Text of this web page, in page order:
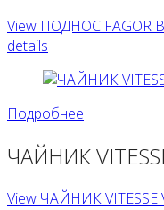
View ПОДНОС FAGOR
details
Подробнее
ЧАЙНИК
View ЧАЙНИК VITESSE